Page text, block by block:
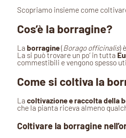
Scopriamo insieme come
Cos’è la borragine?
La borragine(Borago officinalis)
La si può trovare un po’ in tutta
commestibili e vengono spesso
Come si coltiva la
La coltivazione e raccolta della
che la pianta riceva almeno
Coltivare la borragine